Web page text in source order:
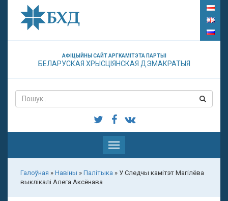
АФІЦЫЙНЫ САЙТ АРГКАМІТЭТА ПАРТЫІ
БЕЛАРУСКАЯ ХРЫСЦІЯНСКАЯ ДЭМАКРАТЫЯ
Паказаць
меню
Галоўная » Навіны » Палітыка » У Следчы камітэт Магілёва
выклікалі Алега Аксёнава